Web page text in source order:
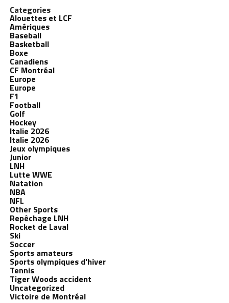
Categories
Alouettes et LCF
Amériques
Baseball
Basketball
Boxe
Canadiens
CF Montréal
Europe
Europe
F1
Football
Golf
Hockey
Italie 2026
Italie 2026
Jeux olympiques
Junior
LNH
Lutte WWE
Natation
NBA
NFL
Other Sports
Repêchage LNH
Rocket de Laval
Ski
Soccer
Sports amateurs
Sports olympiques d'hiver
Tennis
Tiger Woods accident
Uncategorized
Victoire de Montréal